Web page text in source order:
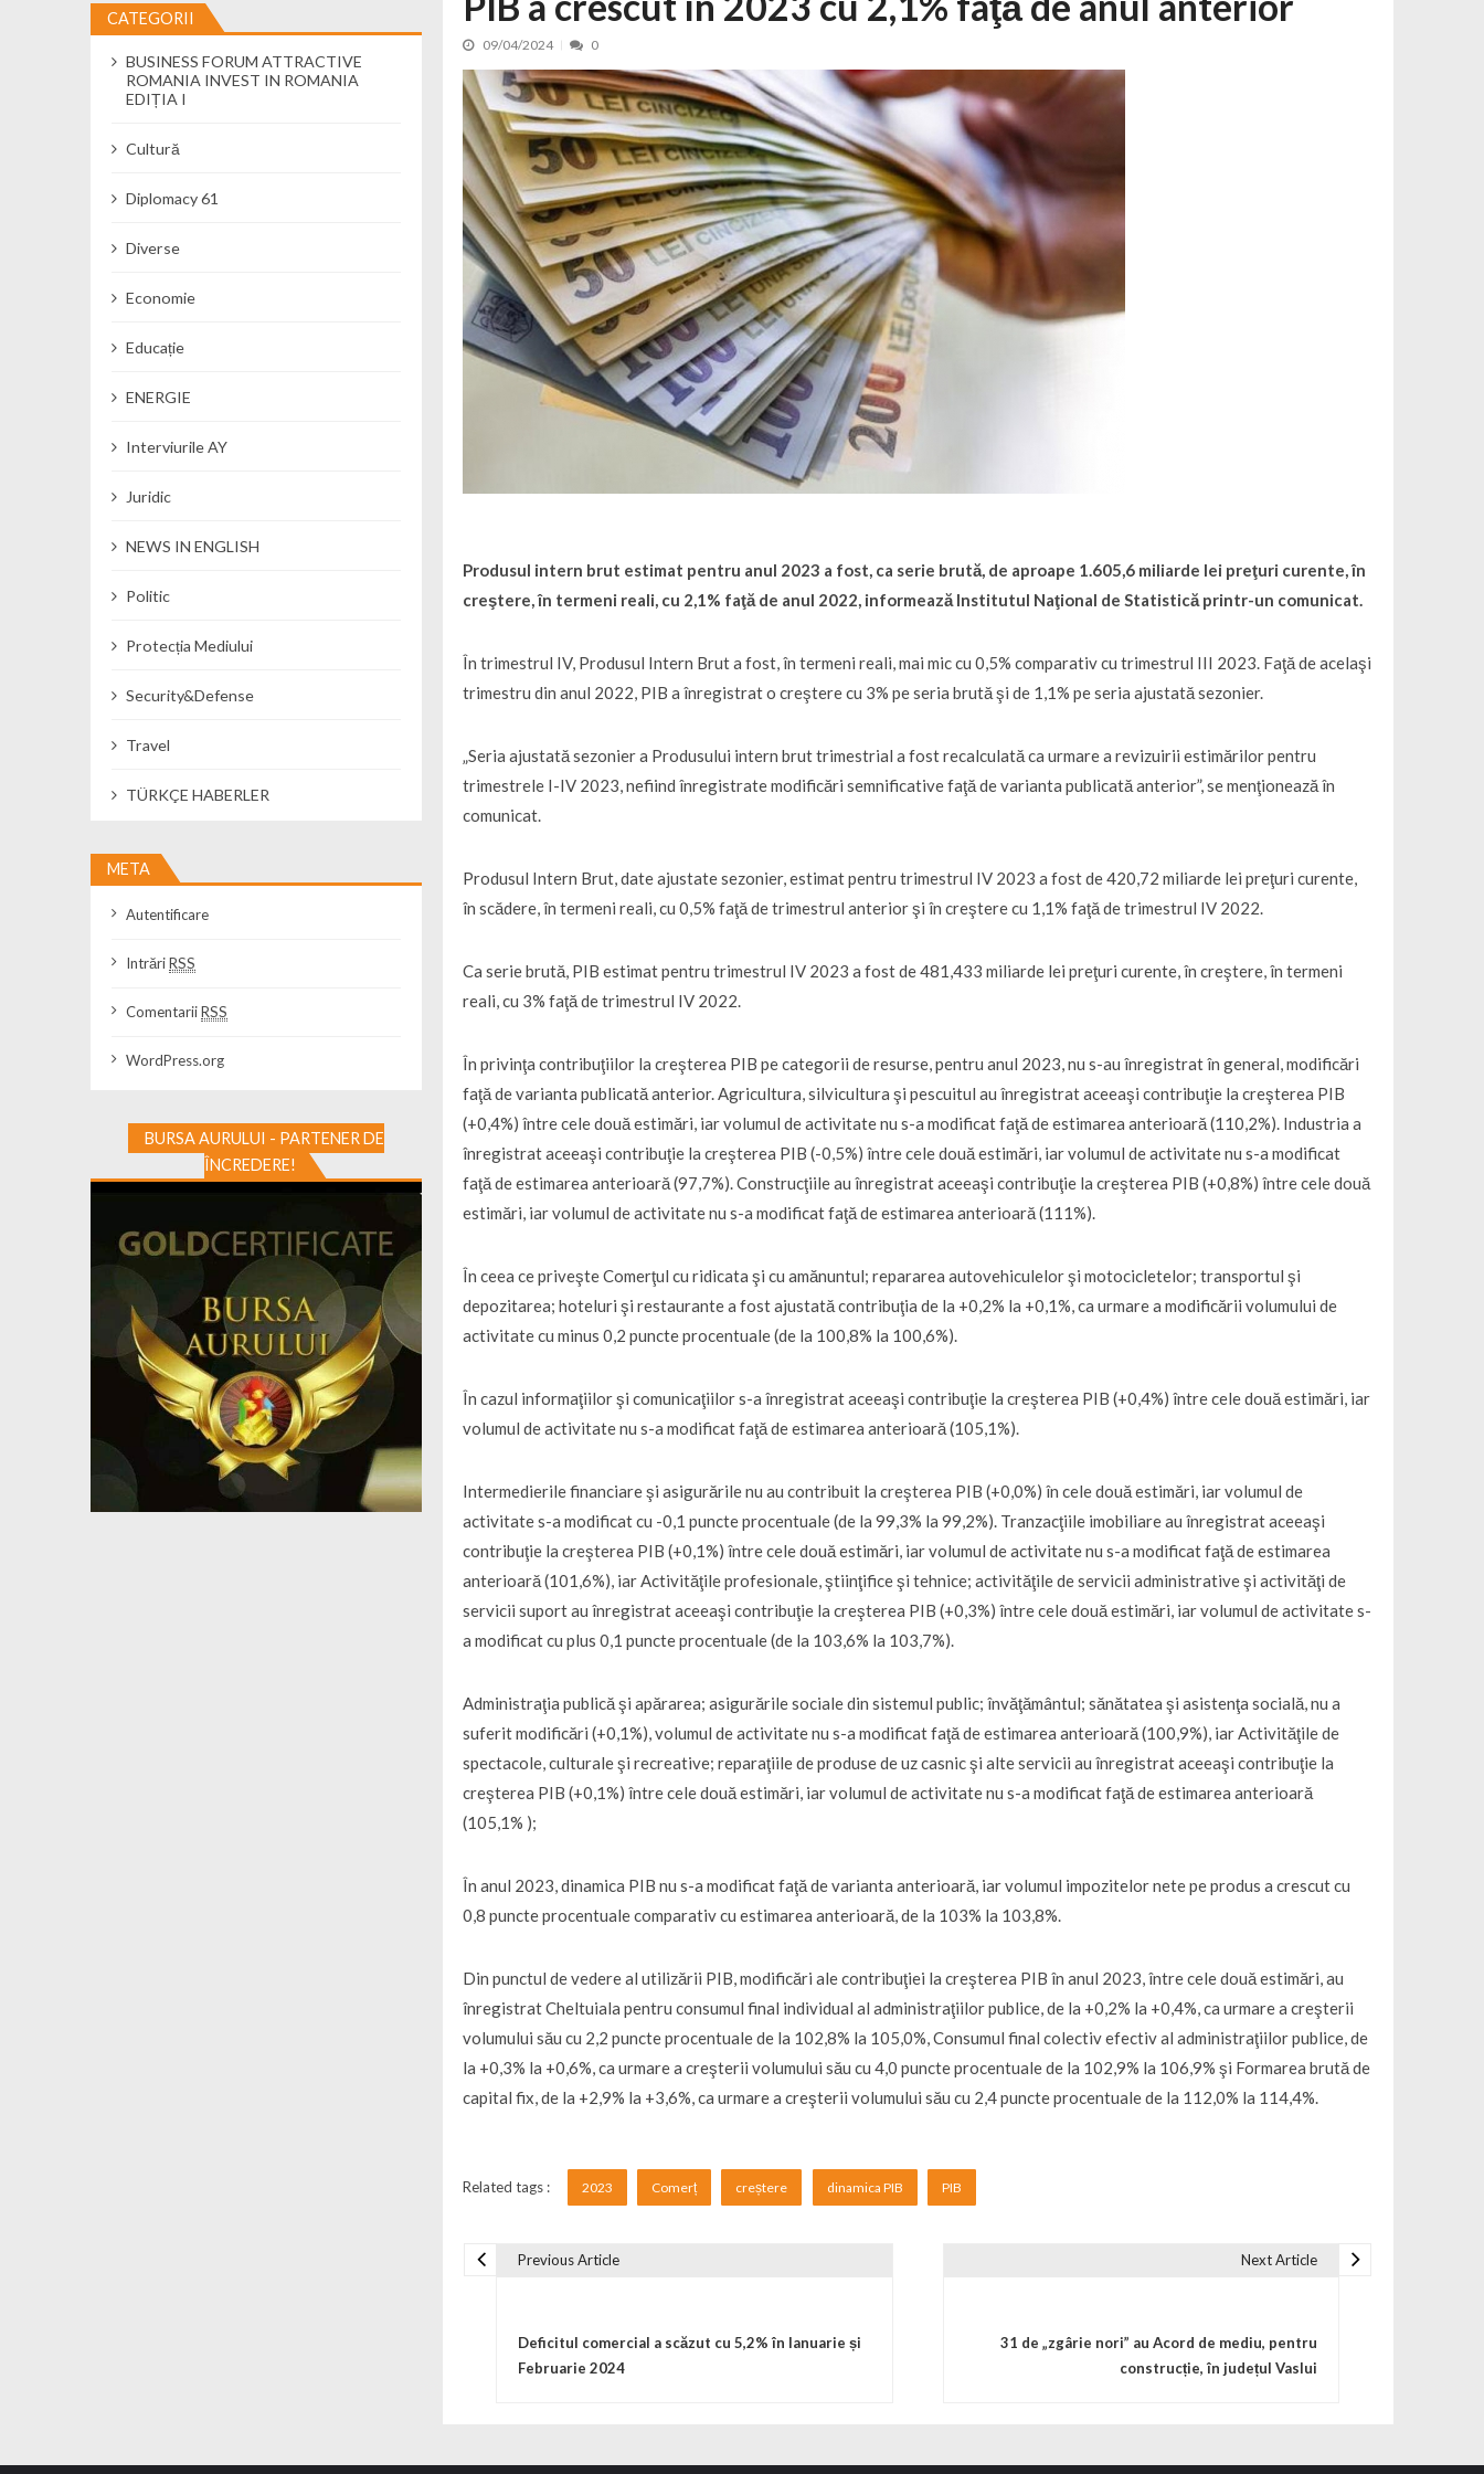
Cseke Attila: Am creat, până în prezent, peste 5.000 de noi locuri în creșe...
Încă o creșă modernă pentru Alba: 40 de locuri noi la Zlatna prin Programul...
Ministerul Mediului derulează dezbaterea publică pentru proiectul de lege care... 15/07/2026
Percheziții și flagrant în Neamț: canabis descoperit într-un colet și ascu... 15/07/2026
Ministerul Apărării Naționale participă la efortul național pentru protejar... 04/08/2026
Dobânzi de pânã la 7,50% la ediția FIDELIS din luna august 04/08/2026
MMAP pune în consultare publică proiectul Catalogului național al zonelor pri... 04/08/2026
09/04/2024 0
Produsul intern brut estimat pentru anul 2023 a fost, ca serie brută, de aproape 1.605,6 miliarde lei preţuri curente, în
creştere, în termeni reali, cu 2,1% faţă de anul 2022, informează Institutul Naţional de Statistică printr-un comunicat.
În trimestrul IV, Produsul Intern Brut a fost, în termeni reali, mai mic cu 0,5% comparativ cu trimestrul III 2023. Faţă de acelaşi
trimestru din anul 2022, PIB a înregistrat o creştere cu 3% pe seria brută şi de 1,1% pe seria ajustată sezonier.
„Seria ajustată sezonier a Produsului intern brut trimestrial a fost recalculată ca urmare a revizuirii estimărilor pentru
trimestrele I-IV 2023, nefiind înregistrate modificări semnificative faţă de varianta publicată anterior”, se menţionează în
comunicat.
Produsul Intern Brut, date ajustate sezonier, estimat pentru trimestrul IV 2023 a fost de 420,72 miliarde lei preţuri curente,
în scădere, în termeni reali, cu 0,5% faţă de trimestrul anterior şi în creştere cu 1,1% faţă de trimestrul IV 2022.
Ca serie brută, PIB estimat pentru trimestrul IV 2023 a fost de 481,433 miliarde lei preţuri curente, în creştere, în termeni
reali, cu 3% faţă de trimestrul IV 2022.
În privinţa contribuţiilor la creşterea PIB pe categorii de resurse, pentru anul 2023, nu s-au înregistrat în general, modificări
faţă de varianta publicată anterior. Agricultura, silvicultura şi pescuitul au înregistrat aceeaşi contribuţie la creşterea PIB
(+0,4%) între cele două estimări, iar volumul de activitate nu s-a modificat faţă de estimarea anterioară (110,2%). Industria a
înregistrat aceeaşi contribuţie la creşterea PIB (-0,5%) între cele două estimări, iar volumul de activitate nu s-a modificat
faţă de estimarea anterioară (97,7%). Construcţiile au înregistrat aceeaşi contribuţie la creşterea PIB (+0,8%) între cele două
estimări, iar volumul de activitate nu s-a modificat faţă de estimarea anterioară (111%).
În ceea ce priveşte Comerţul cu ridicata şi cu amănuntul; repararea autovehiculelor şi motocicletelor; transportul şi
depozitarea; hoteluri şi restaurante a fost ajustată contribuţia de la +0,2% la +0,1%, ca urmare a modificării volumului de
activitate cu minus 0,2 puncte procentuale (de la 100,8% la 100,6%).
În cazul informaţiilor şi comunicaţiilor s-a înregistrat aceeaşi contribuţie la creşterea PIB (+0,4%) între cele două estimări, iar
volumul de activitate nu s-a modificat faţă de estimarea anterioară (105,1%).
Intermedierile financiare şi asigurările nu au contribuit la creşterea PIB (+0,0%) în cele două estimări, iar volumul de
activitate s-a modificat cu -0,1 puncte procentuale (de la 99,3% la 99,2%). Tranzacţiile imobiliare au înregistrat aceeaşi
contribuţie la creşterea PIB (+0,1%) între cele două estimări, iar volumul de activitate nu s-a modificat faţă de estimarea
anterioară (101,6%), iar Activităţile profesionale, ştiinţifice şi tehnice; activităţile de servicii administrative şi activităţi de
servicii suport au înregistrat aceeaşi contribuţie la creşterea PIB (+0,3%) între cele două estimări, iar volumul de activitate s-
a modificat cu plus 0,1 puncte procentuale (de la 103,6% la 103,7%).
Administraţia publică şi apărarea; asigurările sociale din sistemul public; învăţământul; sănătatea şi asistenţa socială, nu a
suferit modificări (+0,1%), volumul de activitate nu s-a modificat faţă de estimarea anterioară (100,9%), iar Activităţile de
spectacole, culturale şi recreative; reparaţiile de produse de uz casnic şi alte servicii au înregistrat aceeaşi contribuţie la
creşterea PIB (+0,1%) între cele două estimări, iar volumul de activitate nu s-a modificat faţă de estimarea anterioară
(105,1% );
În anul 2023, dinamica PIB nu s-a modificat faţă de varianta anterioară, iar volumul impozitelor nete pe produs a crescut cu
0,8 puncte procentuale comparativ cu estimarea anterioară, de la 103% la 103,8%.
Din punctul de vedere al utilizării PIB, modificări ale contribuţiei la creşterea PIB în anul 2023, între cele două estimări, au
înregistrat Cheltuiala pentru consumul final individual al administraţiilor publice, de la +0,2% la +0,4%, ca urmare a creşterii
volumului său cu 2,2 puncte procentuale de la 102,8% la 105,0%, Consumul final colectiv efectiv al administraţiilor publice, de
la +0,3% la +0,6%, ca urmare a creşterii volumului său cu 4,0 puncte procentuale de la 102,9% la 106,9% şi Formarea brută de
capital fix, de la +2,9% la +3,6%, ca urmare a creşterii volumului său cu 2,4 puncte procentuale de la 112,0% la 114,4%.
Related tags : 2023 Comerț creștere dinamica PIB PIB
Previous Article
Deficitul comercial a scăzut cu 5,2% în Ianuarie și
Februarie 2024
Next Article
31 de „zgârie nori” au Acord de mediu, pentru
construcție, în județul Vaslui
CATEGORII
BUSINESS FORUM ATTRACTIVE
ROMANIA INVEST IN ROMANIA
EDIȚIA I
Cultură
Diplomacy 61
Diverse
Economie
Educație
ENERGIE
Interviurile AY
Juridic
NEWS IN ENGLISH
Politic
Protecția Mediului
Security&Defense
Travel
TÜRKÇE HABERLER
META
Autentificare
IntrăriRSS
ComentariiRSS
WordPress.org
BURSA AURULUI - PARTENER DE
ÎNCREDERE!